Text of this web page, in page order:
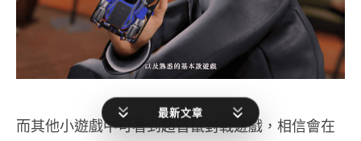
而其他小遊戲中可看到超音鼠對戰遊戲，相信會在
最新文章